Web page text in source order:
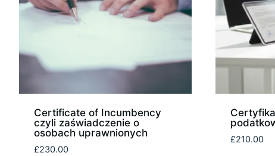
Certificate of Incumbency
czyli zaświadczenie o
osobach uprawnionych
£230.00
£210.00